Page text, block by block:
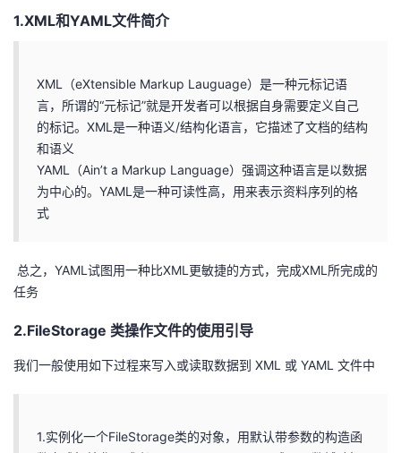
1.XML和YAML文件简介
XML（eXtensible Markup Lauguage）是一种元标记语
言，所谓的“元标记”就是开发者可以根据自身需要定义自己
的标记。XML是一种语义/结构化语言，它描述了文档的结构
和语义
YAML（Ain’t a Markup Language）强调这种语言是以数据
为中心的。YAML是一种可读性高，用来表示资料序列的格
式
总之，YAML试图用一种比XML更敏捷的方式，完成XML所完成的
任务
2.FileStorage 类操作文件的使用引导
我们一般使用如下过程来写入或读取数据到 XML 或 YAML 文件中
1.实例化一个FileStorage类的对象，用默认带参数的构造函